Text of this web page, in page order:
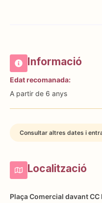
Informació
Edat recomanada:
A partir de 6 anys
Consultar altres dates i
Localització
Plaça Comercial davant CC